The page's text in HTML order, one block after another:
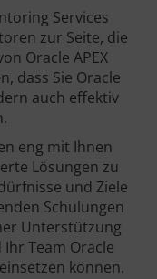
Services
zur Seite, die
Oracle APEX
dass Sie Oracle
auch effektiv
eng mit Ihnen
Lösungen zu
und Ziele
Schulungen
Unterstützung
Team Oracle
können.